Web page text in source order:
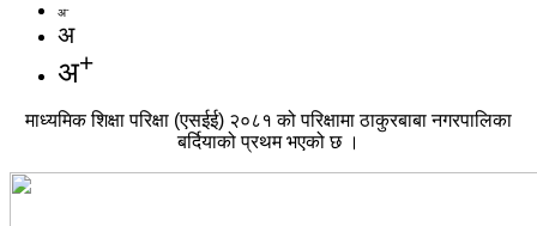
अ-
अ
अ+
माध्यमिक शिक्षा परिक्षा (एसईई) २०८१ को परिक्षामा ठाकुरबाबा नगरपालिका
बर्दियाको प्रथम भएको छ ।